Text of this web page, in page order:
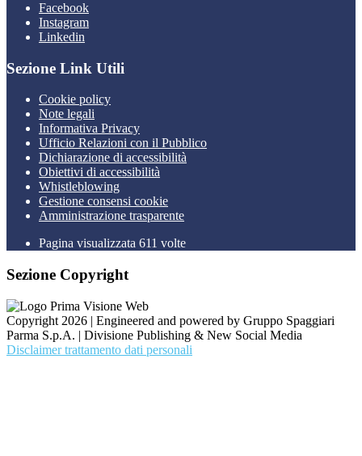
Facebook
Instagram
Linkedin
Sezione Link Utili
Cookie policy
Note legali
Informativa Privacy
Ufficio Relazioni con il Pubblico
Dichiarazione di accessibilità
Obiettivi di accessibilità
Whistleblowing
Gestione consensi cookie
Amministrazione trasparente
Pagina visualizzata 611 volte
Sezione Copyright
Copyright 2026 | Engineered and powered by Gruppo Spaggiari
Parma S.p.A. | Divisione Publishing & New Social Media
Disclaimer trattamento dati personali